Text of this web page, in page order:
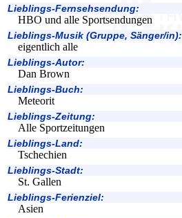
Lieblings-Fernsehsendung:
HBO und alle Sportsendungen
Lieblings-Musik (Gruppe, Sänger/in):
eigentlich alle
Lieblings-Autor:
Dan Brown
Lieblings-Buch:
Meteorit
Lieblings-Zeitung:
Alle Sportzeitungen
Lieblings-Land:
Tschechien
Lieblings-Stadt:
St. Gallen
Lieblings-Ferienziel:
Asien